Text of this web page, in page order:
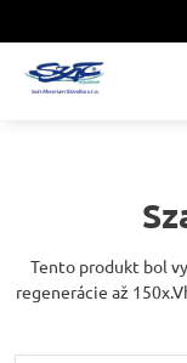
Tento produkt bol
regenerácie až